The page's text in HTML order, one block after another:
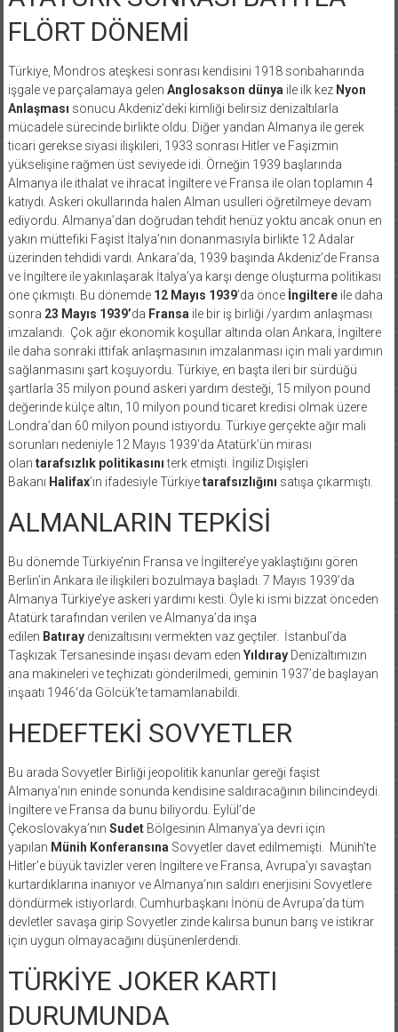
FLÖRT DÖNEMİ
Türkiye, Mondros ateşkesi sonrası kendisini 1918 sonbaharında
işgale ve parçalamaya gelen Anglosakson dünya ile ilk kez Nyon
Anlaşması sonucu Akdeniz’deki kimliği belirsiz denizaltılarla
mücadele sürecinde birlikte oldu. Diğer yandan Almanya ile gerek
ticari gerekse siyasi ilişkileri, 1933 sonrası Hitler ve Faşizmin
yükselişine rağmen üst seviyede idi. Örneğin 1939 başlarında
Almanya ile ithalat ve ihracat İngiltere ve Fransa ile olan toplamın 4
katıydı. Askeri okullarında halen Alman usulleri öğretilmeye devam
ediyordu. Almanya’dan doğrudan tehdit henüz yoktu ancak onun en
yakın müttefiki Faşist İtalya’nın donanmasıyla birlikte 12 Adalar
üzerinden tehdidi vardı. Ankara’da, 1939 başında Akdeniz’de Fransa
ve İngiltere ile yakınlaşarak İtalya’ya karşı denge oluşturma politikası
öne çıkmıştı. Bu dönemde 12 Mayıs 1939’da önce İngiltereile daha
sonra 23 Mayıs 1939’da Fransa ile bir iş birliği /yardım anlaşması
imzalandı. Çok ağır ekonomik koşullar altında olan Ankara, İngiltere
ile daha sonraki ittifak anlaşmasının imzalanması için mali yardımın
sağlanmasını şart koşuyordu. Türkiye, en başta ileri bir sürdüğü
şartlarla 35 milyon pound askeri yardım desteği, 15 milyon pound
değerinde külçe altın, 10 milyon pound ticaret kredisi olmak üzere
Londra’dan 60 milyon pound istiyordu. Türkiye gerçekte ağır mali
sorunları nedeniyle 12 Mayıs 1939’da Atatürk’ün mirası
olan tarafsızlık politikasınıterk etmişti. İngiliz Dışişleri
Bakanı Halifax’ın ifadesiyle Türkiyetarafsızlığını satışa çıkarmıştı.
ALMANLARIN TEPKİSİ
Bu dönemde Türkiye’nin Fransa ve İngiltere’ye yaklaştığını gören
Berlin’in Ankara ile ilişkileri bozulmaya başladı. 7 Mayıs 1939’da
Almanya Türkiye’ye askeri yardımı kesti. Öyle ki ismi bizzat önceden
Atatürk tarafından verilen ve Almanya’da inşa
edilen Batıray denizaltısını vermekten vaz geçtiler. İstanbul’da
Taşkızak Tersanesinde inşası devam eden YıldırayDenizaltımızın
ana makineleri ve teçhizatı gönderilmedi, geminin 1937’de başlayan
inşaatı 1946‘da Gölcük’te tamamlanabildi.
HEDEFTEKİ SOVYETLER
Bu arada Sovyetler Birliği jeopolitik kanunlar gereği faşist
Almanya’nın eninde sonunda kendisine saldıracağının bilincindeydi.
İngiltere ve Fransa da bunu biliyordu. Eylül’de
Çekoslovakya’nın Sudet Bölgesinin Almanya’ya devri için
yapılan Münih Konferansına Sovyetler davet edilmemişti. Münih’te
Hitler’e büyük tavizler veren İngiltere ve Fransa, Avrupa’yı savaştan
kurtardıklarına inanıyor ve Almanya’nın saldırı enerjisini Sovyetlere
döndürmek istiyorlardı. Cumhurbaşkanı İnönü de Avrupa’da tüm
devletler savaşa girip Sovyetler zinde kalırsa bunun barış ve istikrar
için uygun olmayacağını düşünenlerdendi.
TÜRKİYE JOKER KARTI
DURUMUNDA